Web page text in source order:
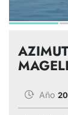
AZIMUT
Año